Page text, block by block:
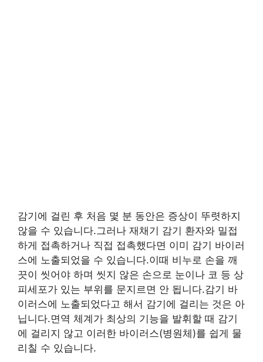
감기에 걸린 후 처음 몇 분 동안은 증상이 뚜렷하지
않을 수 있습니다.그러나 재채기 감기 환자와 밀접
하게 접촉하거나 직접 접촉했다면 이미 감기 바이러
스에 노출되었을 수 있습니다.이때 비누로 손을 깨
끗이 씻어야 하며 씻지 않은 손으로 눈이나 코 등 상
피세포가 있는 부위를 문지르면 안 됩니다.감기 바
이러스에 노출되었다고 해서 감기에 걸리는 것은 아
닙니다.면역 체계가 최상의 기능을 발휘할 때 감기
에 걸리지 않고 이러한 바이러스(병원체)를 쉽게 물
리칠 수 있습니다.